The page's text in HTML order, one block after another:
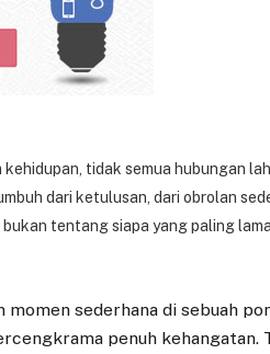
kehidupan, tidak semua hubungan
dari ketulusan, dari obrolan
tentang siapa yang paling
sederhana di sebuah
penuh kehangatan.